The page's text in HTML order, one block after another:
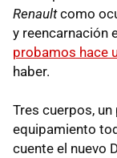
Renaultcomo
y reencarnación
probamos hace
haber.
Tres cuerpos,
equipamiento
cuente el nuevo